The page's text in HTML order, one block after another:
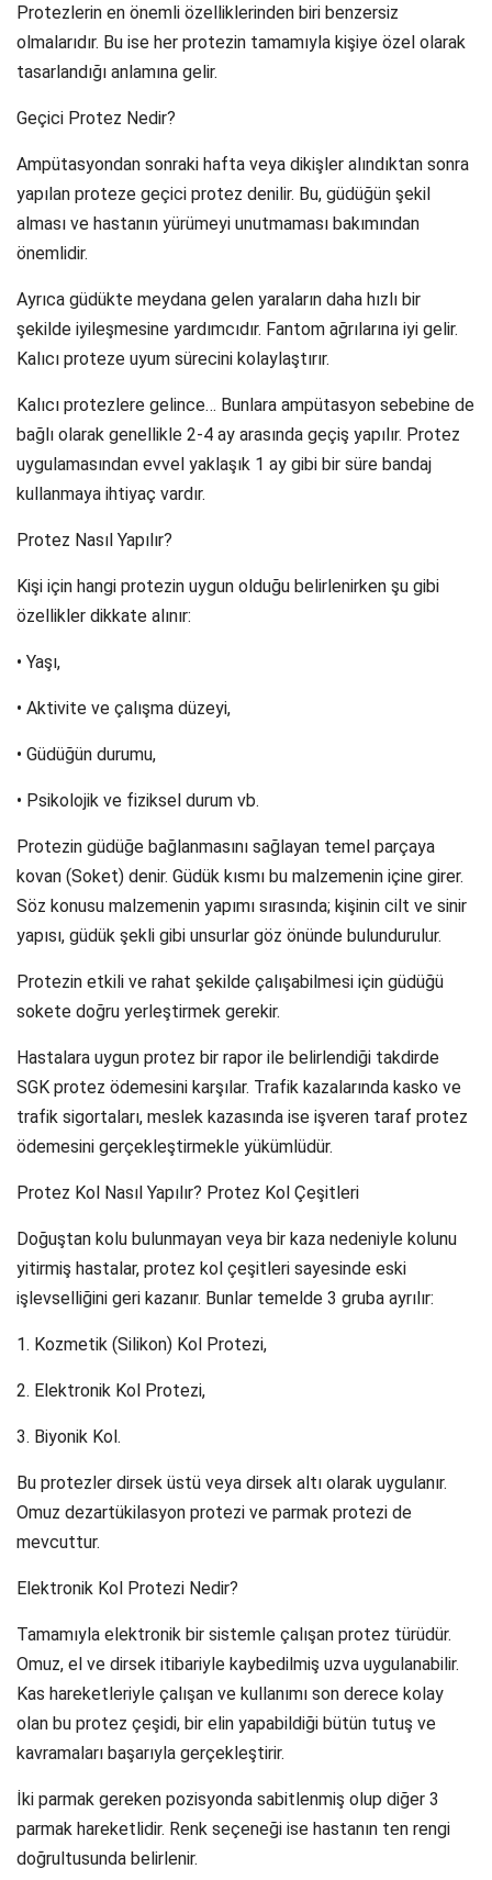
Protezlerin en önemli özelliklerinden biri benzersiz
olmalarıdır. Bu ise her protezin tamamıyla kişiye özel olarak
tasarlandığı anlamına gelir.
Geçici Protez Nedir?
Ampütasyondan sonraki hafta veya dikişler alındıktan sonra
yapılan proteze geçici protez denilir. Bu, güdüğün şekil
alması ve hastanın yürümeyi unutmaması bakımından
önemlidir.
Ayrıca güdükte meydana gelen yaraların daha hızlı bir
şekilde iyileşmesine yardımcıdır. Fantom ağrılarına iyi gelir.
Kalıcı proteze uyum sürecini kolaylaştırır.
Kalıcı protezlere gelince… Bunlara ampütasyon sebebine de
bağlı olarak genellikle 2-4 ay arasında geçiş yapılır. Protez
uygulamasından evvel yaklaşık 1 ay gibi bir süre bandaj
kullanmaya ihtiyaç vardır.
Protez Nasıl Yapılır?
Kişi için hangi protezin uygun olduğu belirlenirken şu gibi
özellikler dikkate alınır:
• Yaşı,
• Aktivite ve çalışma düzeyi,
• Güdüğün durumu,
• Psikolojik ve fiziksel durum vb.
Protezin güdüğe bağlanmasını sağlayan temel parçaya
kovan (Soket) denir. Güdük kısmı bu malzemenin içine girer.
Söz konusu malzemenin yapımı sırasında; kişinin cilt ve sinir
yapısı, güdük şekli gibi unsurlar göz önünde bulundurulur.
Protezin etkili ve rahat şekilde çalışabilmesi için güdüğü
sokete doğru yerleştirmek gerekir.
Hastalara uygun protez bir rapor ile belirlendiği takdirde
SGK protez ödemesini karşılar. Trafik kazalarında kasko ve
trafik sigortaları, meslek kazasında ise işveren taraf protez
ödemesini gerçekleştirmekle yükümlüdür.
Protez Kol Nasıl Yapılır? Protez Kol Çeşitleri
Doğuştan kolu bulunmayan veya bir kaza nedeniyle kolunu
yitirmiş hastalar, protez kol çeşitleri sayesinde eski
işlevselliğini geri kazanır. Bunlar temelde 3 gruba ayrılır:
1. Kozmetik (Silikon) Kol Protezi,
2. Elektronik Kol Protezi,
3. Biyonik Kol.
Bu protezler dirsek üstü veya dirsek altı olarak uygulanır.
Omuz dezartükilasyon protezi ve parmak protezi de
mevcuttur.
Elektronik Kol Protezi Nedir?
Tamamıyla elektronik bir sistemle çalışan protez türüdür.
Omuz, el ve dirsek itibariyle kaybedilmiş uzva uygulanabilir.
Kas hareketleriyle çalışan ve kullanımı son derece kolay
olan bu protez çeşidi, bir elin yapabildiği bütün tutuş ve
kavramaları başarıyla gerçekleştirir.
İki parmak gereken pozisyonda sabitlenmiş olup diğer 3
parmak hareketlidir. Renk seçeneği ise hastanın ten rengi
doğrultusunda belirlenir.